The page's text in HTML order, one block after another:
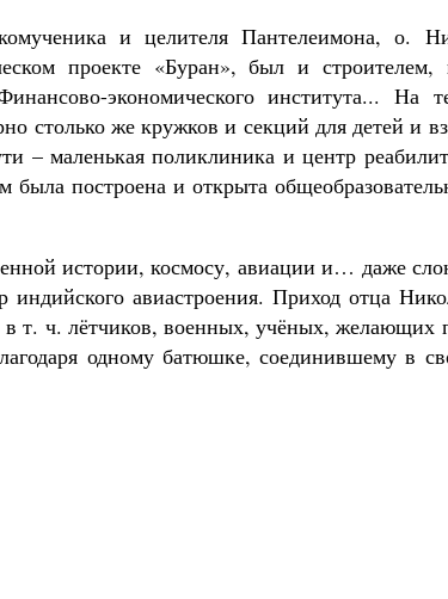
и целителя Пантелеимона, о.
проекте «Буран», был и
экономического института... На
столько же кружков и секций для детей и
– маленькая поликлиника и центр
построена и открыта
истории, космосу, авиации и… даже
индийского авиастроения. Приход отца
в т. ч. лётчиков, военных, учёных, желающих
одному батюшке, соединившему в